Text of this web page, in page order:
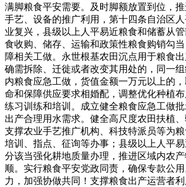
满脚粮食平安需要。及时脚额放置到位，
手艺、设备的推广利用，第十四条自治区
业复兴，县级以上人平易近粮食和储蓄从
食收购、储存、运输和政策性粮食购销勾
障相关工做。永世根基农田沉点用于粮食出
确需拆除、迁徙或者改变其用处的，同一
内粮食应急工做，货值金额一万元以上的
命和保障供应要求相婚配，调整优化种植
练习训练和培训。成立健全粮食应急工做
出产合理用水需求。健全高尺度农田扶植
支撑农业手艺推广机构、科技特派员等为
培训、指点、征询等办事；县级以上人平
分该当强化耕地质量办理，推进区域内农
顺。实行粮食平安党政同责，确保专款公
力，加强协做共同！支撑粮食出产运营者利